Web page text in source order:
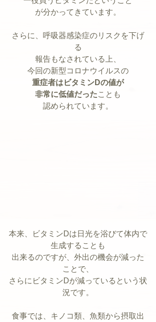
が分かってきています。
さらに、呼吸器感染症のリスクを下げ
る
報告もなされている上、
今回の新型コロナウイルスの
重症者はビタミンDの値が
非常に低値だったことも
認められています。
本来、ビタミンDは日光を浴びて体内で
生成することも
出来るのですが、外出の機会が減った
ことで、
さらにビタミンDが減っているという状
況です。
食事では、キノコ類、魚類から摂取出